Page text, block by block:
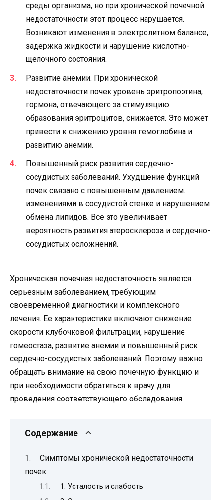
среды организма, но при хронической почечной
недостаточности этот процесс нарушается.
Возникают изменения в электролитном балансе,
задержка жидкости и нарушение кислотно-
щелочного состояния.
Развитие анемии. При хронической
недостаточности почек уровень эритропоэтина,
гормона, отвечающего за стимуляцию
образования эритроцитов, снижается. Это может
привести к снижению уровня гемоглобина и
развитию анемии.
Повышенный риск развития сердечно-
сосудистых заболеваний. Ухудшение функций
почек связано с повышенным давлением,
изменениями в сосудистой стенке и нарушением
обмена липидов. Все это увеличивает
вероятность развития атеросклероза и сердечно-
сосудистых осложнений.
Хроническая почечная недостаточность является
серьезным заболеванием, требующим
своевременной диагностики и комплексного
лечения. Ее характеристики включают снижение
скорости клубочковой фильтрации, нарушение
гомеостаза, развитие анемии и повышенный риск
сердечно-сосудистых заболеваний. Поэтому важно
обращать внимание на свою почечную функцию и
при необходимости обратиться к врачу для
проведения соответствующего обследования.
Содержание
Симптомы хронической недостаточности
почек
1. Усталость и слабость